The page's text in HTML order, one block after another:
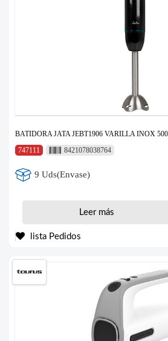
BATIDORA JATA JEBT1906 VARILLA INOX
747111
8421078038764
9 Uds(Envase)
Leer más
lista Pedidos